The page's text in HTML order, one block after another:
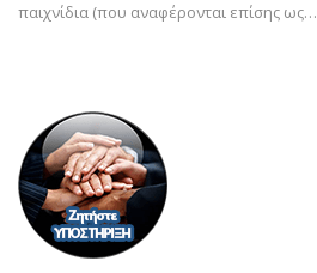
παιχνίδια (που αναφέρονται επίσης ως…